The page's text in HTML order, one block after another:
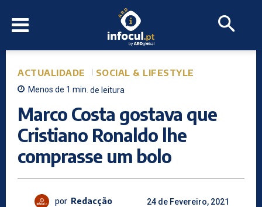
ACTUALIDADE SOCIAL & LIFESTYLE
Menos de 1 min. de leitura
Marco Costa gostava que
Cristiano Ronaldo lhe
comprasse um bolo
por Redacção 24 de Fevereiro, 2021